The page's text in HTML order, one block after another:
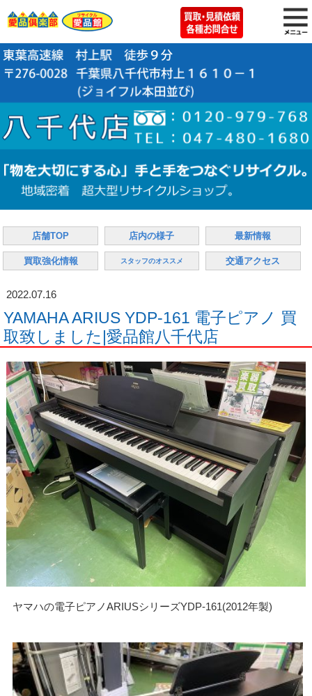
店舗TOP 店内の様子 最新情報
買取強化情報 スタッフのオススメ 交通アクセス
2022.07.16
YAMAHA ARIUS YDP-161 電子ピアノ 買
取致しました|愛品館八千代店
ヤマハの電子ピアノARIUSシリーズYDP-161(2012年製)